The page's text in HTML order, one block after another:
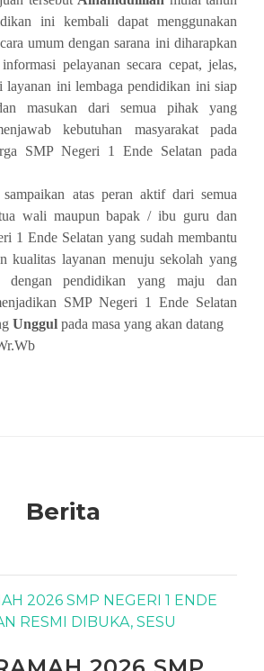
ini kembali dapat menggunakan
umum dengan sarana ini diharapkan
pelayanan secara cepat, jelas,
layanan ini lembaga pendidikan ini siap
masukan dari semua pihak yang
kebutuhan masyarakat pada
SMP Negeri 1 Ende Selatan pada
atas peran aktif dari semua
wali maupun bapak / ibu guru dan
1 Ende Selatan yang sudah membantu
kualitas layanan menuju sekolah yang
pendidikan yang maju dan
SMP Negeri 1 Ende Selatan
Unggul pada masa yang akan datang
Berita